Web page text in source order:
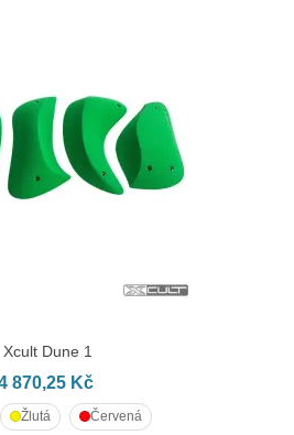
Xcult Dune 1
870,25 Kč
Žlutá Červená